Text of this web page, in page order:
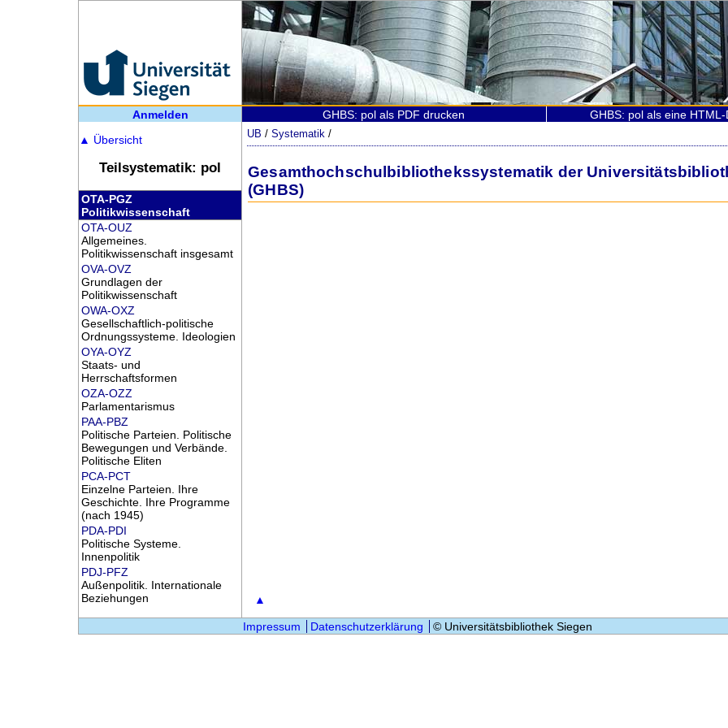
Anmelden GHBS: pol als PDF drucken
GHBS: pol als eine
▲ Übersicht
Teilsystematik: pol
OTA-PGZ
Politikwissenschaft
OTA-OUZ
Allgemeines.
Politikwissenschaft insgesamt
OVA-OVZ
Grundlagen der
Politikwissenschaft
OWA-OXZ
Gesellschaftlich-politische
Ordnungssysteme. Ideologien
OYA-OYZ
Staats- und
Herrschaftsformen
OZA-OZZ
Parlamentarismus
PAA-PBZ
Politische Parteien. Politische
Bewegungen und Verbände.
Politische Eliten
PCA-PCT
Einzelne Parteien. Ihre
Geschichte. Ihre Programme
(nach 1945)
PDA-PDI
Politische Systeme.
Innenpolitik
PDJ-PFZ
Außenpolitik. Internationale
Beziehungen
UB /Systematik /
Gesamthochschulbibliothekssystematik der
(GHBS)
Impressum Datenschutzerklärung © Universitätsbibliothek Siegen
▲